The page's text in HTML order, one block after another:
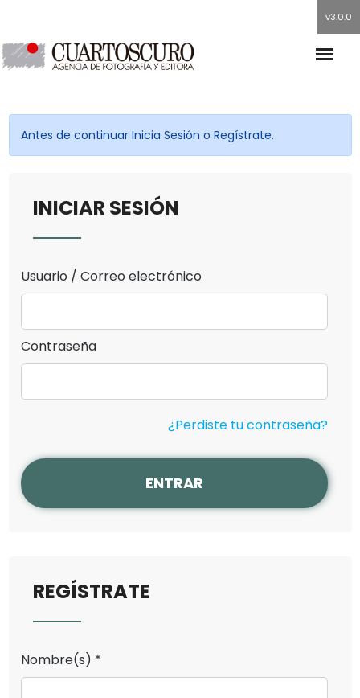
v3.0.0
Antes de continuar Inicia Sesión o Regístrate.
INICIAR SESIÓN
Usuario / Correo electrónico
Contraseña
¿Perdiste tu contraseña?
ENTRAR
REGÍSTRATE
Nombre(s) *